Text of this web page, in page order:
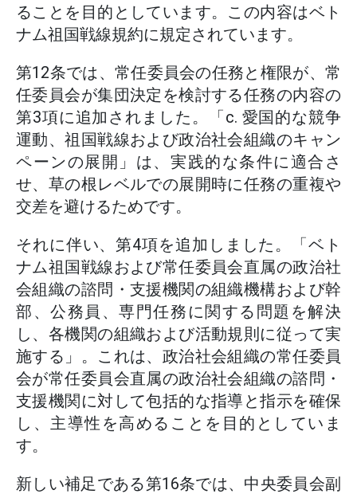
ることを目的としています。この内容はベト
ナム祖国戦線規約に規定されています。
第12条では、常任委員会の任務と権限が、常
任委員会が集団決定を検討する任務の内容の
第3項に追加されました。「c. 愛国的な競争
運動、祖国戦線および政治社会組織のキャン
ペーンの展開」は、実践的な条件に適合さ
せ、草の根レベルでの展開時に任務の重複や
交差を避けるためです。
それに伴い、第4項を追加しました。「ベト
ナム祖国戦線および常任委員会直属の政治社
会組織の諮問・支援機関の組織機構および幹
部、公務員、専門任務に関する問題を解決
し、各機関の組織および活動規則に従って実
施する」。これは、政治社会組織の常任委員
会が常任委員会直属の政治社会組織の諮問・
支援機関に対して包括的な指導と指示を確保
し、主導性を高めることを目的としていま
す。
新しい補足である第16条では、中央委員会副